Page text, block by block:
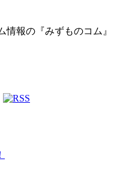
報の『みずものコム』